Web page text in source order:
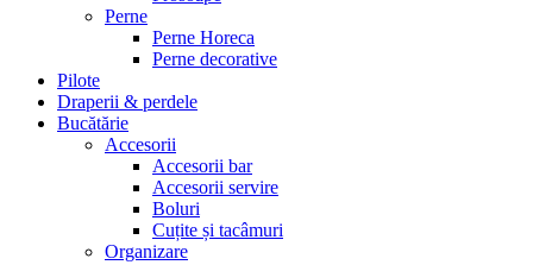
Perne
Perne Horeca
Perne decorative
Pilote
Draperii & perdele
Bucătărie
Accesorii
Accesorii bar
Accesorii servire
Boluri
Cuțite și tacâmuri
Organizare